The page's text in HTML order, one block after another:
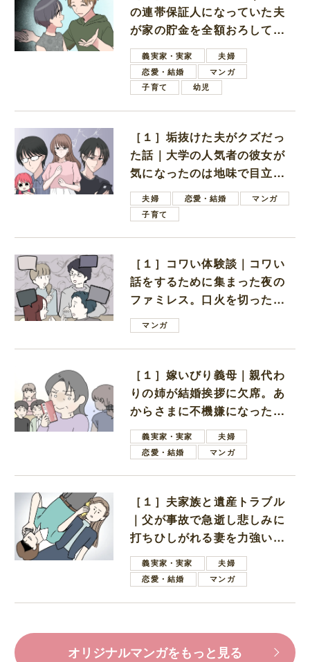
の連帯保証人になっていた夫
が家の貯金を全額おろしてほ
しいと言ってきた
義実家・実家
夫婦
恋愛・結婚
マンガ
子育て
幼児
［１］垢抜けた夫がクズだっ
た話｜大学の人気者の彼女が
気になったのは地味で目立た
ない男子学生
夫婦 恋愛・結婚
マンガ
子育て
［１］コワい体験談｜コワい
話をするために集まった夜の
ファミレス。口火を切ったの
は電車好きの男の子ママ
マンガ
［１］嫁いびり義母｜親代わ
りの姉が結婚挨拶に欠席。あ
からさまに不機嫌になった義
母義実家・実家
夫婦
恋愛・結婚
マンガ
［１］夫家族と遺産トラブル
｜父が事故で急逝し悲しみに
打ちひしがれる妻を力強い言
葉で励ます夫
義実家・実家
夫婦
恋愛・結婚
マンガ
オリジナルマンガをもっと見る